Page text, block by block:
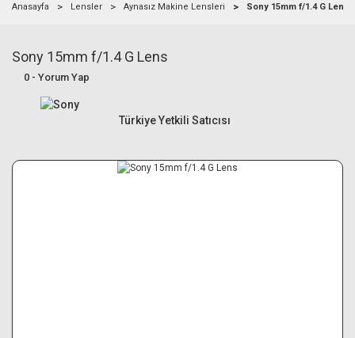
Canon R6 Mark III Bundle Setler
Anasayfa Lensler Aynasız Makine Lensleri Sony 15mm f/1.4 G Lens
Sony 15mm f/1.4 G Lens
0 - Yorum Yap
Türkiye Yetkili Satıcısı